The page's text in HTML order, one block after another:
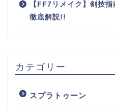
【FF7リメイク】剣技
徹底解説!!
カテゴリー
スプラトゥーン